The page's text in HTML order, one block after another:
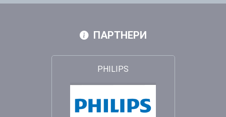
ПАРТНЕРИ
PHILIPS